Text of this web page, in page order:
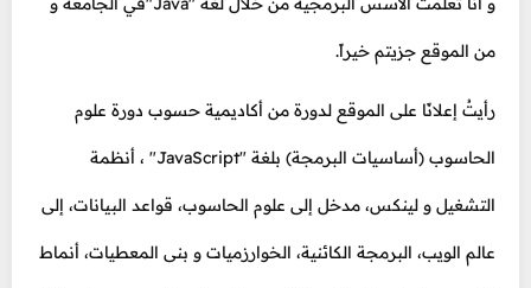
من الموقع جزيتم خيراً.
رأيتُ إعلانًا على الموقع لدورة من أكاديمية حسوب دورة علوم
الحاسوب (أساسيات البرمجة) بلغة "JavaScript" ، أنظمة
التشغيل و لينكس، مدخل إلى علوم الحاسوب، قواعد البيانات، إلى
عالم الويب، البرمجة الكائنية، الخوارزميات و بنى المعطيات، أنماط